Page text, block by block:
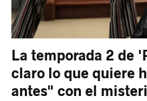
La temporada 2 de
claro lo que quiere
antes" con el